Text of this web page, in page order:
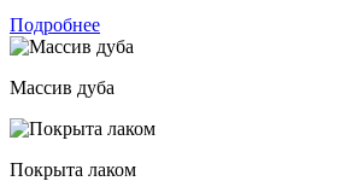
Подробнее
Массив дуба
Покрыта лаком